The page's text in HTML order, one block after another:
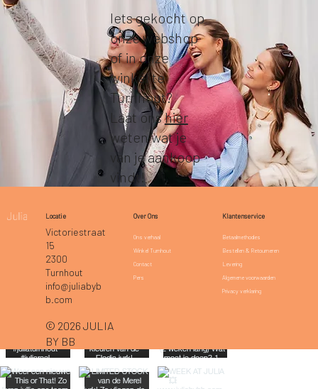
Iets gekocht op
onze webshop
of in onze
winkel te
Turnhout?
Laat onshier
weten wat je
van je aankoop
vindt!
Locatie
Victoriestraat
15
2300
Turnhout
info@juliabyb
b.com
© 2026 JULIA
BY BB
Over Ons
Ons verhaal
Winkel Turnhout
Contact
Pers
Klantenservice
Betaalmethodes
Bestellen & Retourneren
Levering
Algemene voorwaarden
Privacy verklaring